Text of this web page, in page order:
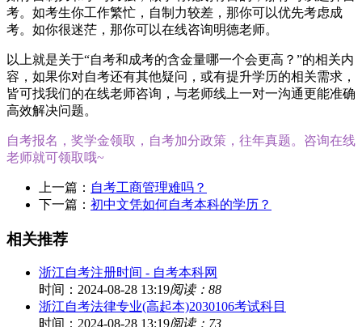
考。如考生你工作繁忙，自制力较差，那你可以优先考虑成
考。如你很迷茫，那你可以在线咨询明德老师。
以上就是关于“自考和成考的含金量哪一个会更高？”的相关内
容，如果你对自考还有其他疑问，或有提升学历的相关需求，
皆可找我们的在线老师咨询，与老师线上一对一沟通更能准确
高效解决问题。
自考报名，奖学金领取，自考加分政策，往年真题。咨询在线
老师就可领取哦~
上一篇： 自考工商管理难吗？
下一篇： 初中文凭如何自考本科的学历？
相关推荐
浙江自考注册时间 - 自考本科网
时间：2024-08-28 13:19阅读：88
浙江自考法律专业(高起本)2030106考试科目
时间：2024-08-28 13:19阅读：73